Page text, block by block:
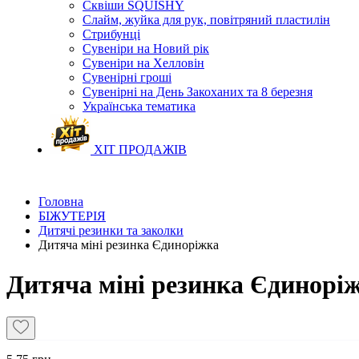
Сквіши SQUISHY
Слайм, жуйка для рук, повітряний пластилін
Стрибунці
Сувеніри на Новий рік
Сувеніри на Хелловін
Сувенірні гроші
Сувенірні на День Закоханих та 8 березня
Українська тематика
ХІТ ПРОДАЖІВ
Головна
БІЖУТЕРІЯ
Дитячі резинки та заколки
Дитяча міні резинка Єдиноріжка
Дитяча міні резинка